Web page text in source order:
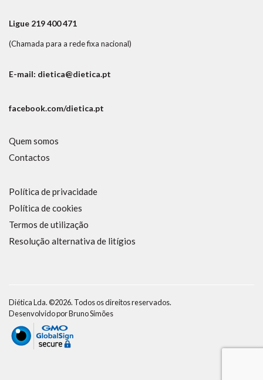
Ligue 219 400 471
(Chamada para a rede fixa nacional)
E-mail: dietica@dietica.pt
facebook.com/dietica.pt
Quem somos
Contactos
Política de privacidade
Política de cookies
Termos de utilização
Resolução alternativa de litígios
Diética Lda. ©2026. Todos os direitos reservados.
Desenvolvido porBruno Simões